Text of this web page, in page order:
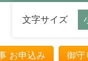
お申込み 御守
文字サイズ